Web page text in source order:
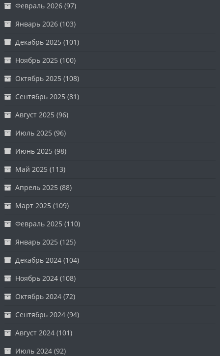
Февраль 2026 (97)
Январь 2026 (103)
Декабрь 2025 (101)
Ноябрь 2025 (100)
Октябрь 2025 (108)
Сентябрь 2025 (81)
Август 2025 (96)
Июль 2025 (96)
Июнь 2025 (98)
Май 2025 (113)
Апрель 2025 (88)
Март 2025 (109)
Февраль 2025 (110)
Январь 2025 (125)
Декабрь 2024 (104)
Ноябрь 2024 (108)
Октябрь 2024 (72)
Сентябрь 2024 (94)
Август 2024 (101)
Июль 2024 (92)